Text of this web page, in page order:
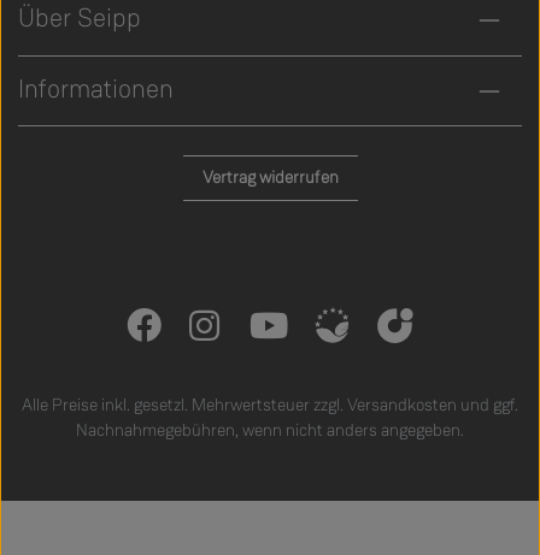
Über Seipp
Informationen
Vertrag widerrufen
Alle Preise inkl. gesetzl. Mehrwertsteuer zzgl. Versandkosten und ggf.
Nachnahmegebühren, wenn nicht anders angegeben.